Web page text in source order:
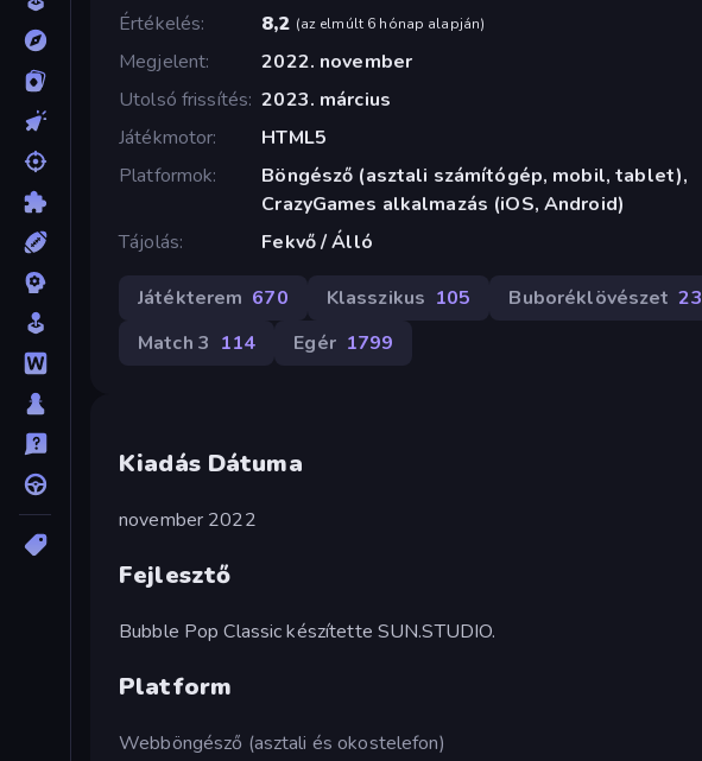
Értékelés
8,2 (az elmúlt 6 hónap alapján)
Megjelent
2022. november
Utolsó frissítés 2023. március
Játékmotor
HTML5
Platformok
Böngésző (asztali számítógép, mobil, tablet),
CrazyGames alkalmazás (iOS, Android)
Tájolás
Fekvő / Álló
Játékterem 670 Klasszikus 105 Buboréklövészet 23
Match 3 114 Egér 1799
Kiadás Dátuma
november 2022
Fejlesztő
Bubble Pop Classic készítette SUN.STUDIO.
Platform
Webböngésző (asztali és okostelefon)